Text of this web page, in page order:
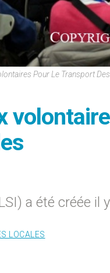
Pour Le Transport
a été créée il
LOCALES